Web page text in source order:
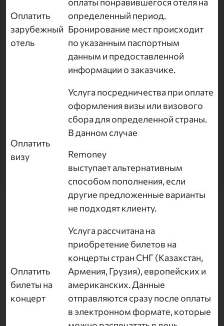
Оплатить
зарубежный
отель
определенный период.
Бронирование мест происходит
по указанным паспортным
данным и предоставленной
информации о заказчике.
Оплатить
визу
Услуга посредничества при оплате
оформления визы или визового
сбора для определенной страны.
В данном случае
Remoney
выступает альтернативным
способом пополнения, если
другие предложенные варианты
не подходят клиенту.
Оплатить
билеты на
концерт
Услуга рассчитана на
приобретение билетов на
концерты стран СНГ (Казахстан,
Армения, Грузия), европейских и
американских. Данные
отправляются сразу после оплаты
в электронном формате, которые